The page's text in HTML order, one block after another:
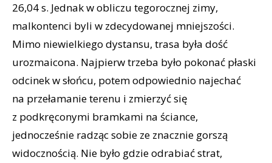
26,04 s. Jednak w obliczu tegorocznej zimy,
malkontenci byli w zdecydowanej mniejszości.
Mimo niewielkiego dystansu, trasa była dość
urozmaicona. Najpierw trzeba było pokonać płaski
odcinek w słońcu, potem odpowiednio najechać
na przełamanie terenu i zmierzyć się
z podkręconymi bramkami na ściance,
jednocześnie radząc sobie ze znacznie gorszą
widocznością. Nie było gdzie odrabiać strat,